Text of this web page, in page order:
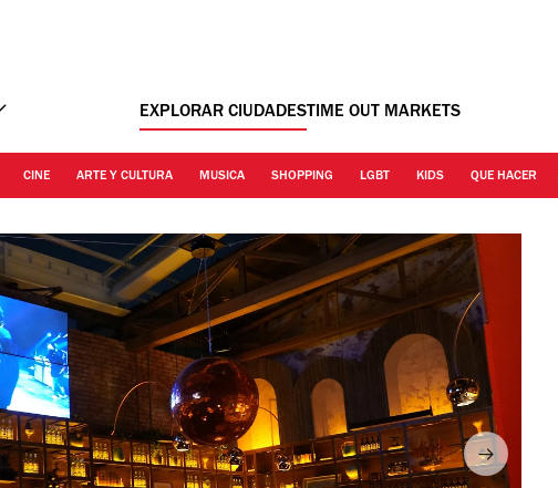
EXPLORAR CIUDADESTIME OUT MARKETS
CINE ARTE Y CULTURA MUSICA SHOPPING LGBT KIDS QUE HACER